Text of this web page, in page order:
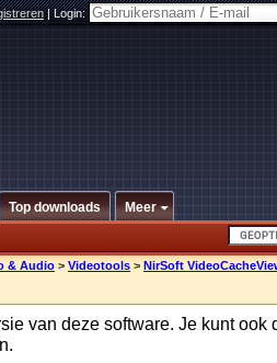
|Login:
Top downloads Meer
& Audio > Videotools > NirSoft
van deze software. Je kunt ook